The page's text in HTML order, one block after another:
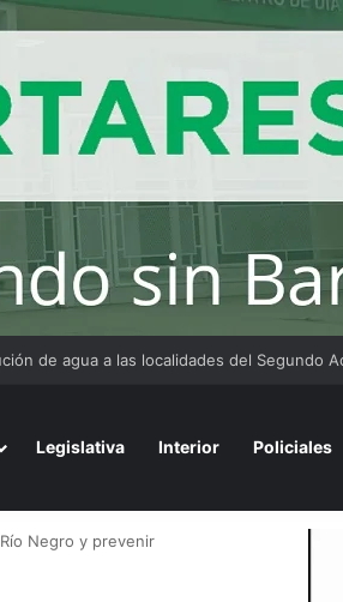
pese a los cambios en la Ley de Tierras
Legislativa Interior Policiales
Negro y prevenir